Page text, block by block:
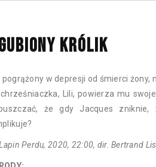
KRÓLIK
w depresji od śmierci żony,
Lili, powierza mu
że gdy Jacques
Perdu, 2020, 22:00, dir. Bertrand